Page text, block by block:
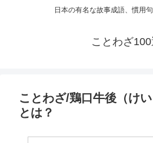
日本の有名な故事成語、慣用
ことわざ
ことわざ/鶏口牛後（けい
とは？